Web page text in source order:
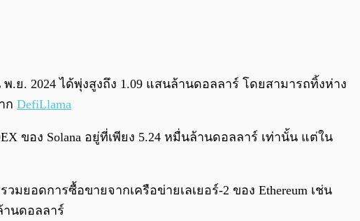
ย. 2024 ได้พุ่งสูงถึง 1.09 แสนล้านดอลลาร์ โดยสามารถทิ้งห่าง
ก DefiLlama
ของ Solana อยู่ที่เพียง 5.24 หมื่นล้านดอลลาร์ เท่านั้น แต่ใน
ยอดการซื้อขายจากเครือข่ายเลเยอร์-2 ของ Ethereum เช่น
านดอลลาร์